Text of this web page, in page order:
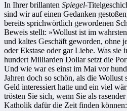
In Ihrer brillanten Spiegel-
sind wir auf einen Gedanken
bereits sprichwörtlich gewordenen
Beweis stellt: »Wollust ist im
und kaltes Geschäft geworden, ohne
oder Ekstase oder gar Liebe. Was sie
hundert Milliarden Dollar setzt die
Und wie war es einst im Mai vor
Jahren doch so schön, als die
Geld interessiert hatte und ein viel
trösten Sie sich, wenn Sie als
Katholik dafür die Zeit finden